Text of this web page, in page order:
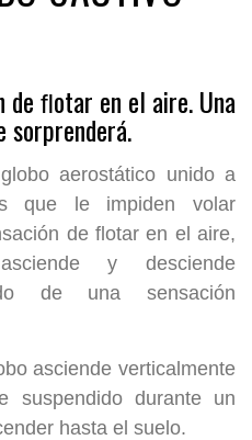
de ﬂotar en el aire. Una
sorprenderá.
aerostático unido a
que le impiden volar
de ﬂotar en el aire,
y desciende
de una sensación
asciende verticalmente
suspendido durante un
hasta el suelo.